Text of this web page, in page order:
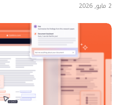
2 مايو, 2026